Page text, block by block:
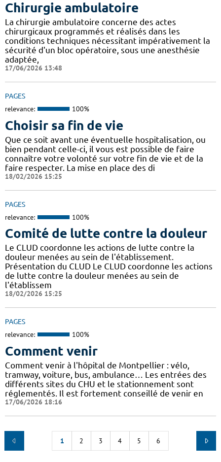
Chirurgie ambulatoire
La chirurgie ambulatoire concerne des actes
chirurgicaux programmés et réalisés dans les
conditions techniques nécessitant impérativement la
sécurité d'un bloc opératoire, sous une anesthésie
adaptée,
17/06/2026 13:48
PAGES
relevance: 100%
Choisir sa fin de vie
Que ce soit avant une éventuelle hospitalisation, ou
bien pendant celle-ci, il vous est possible de faire
connaître votre volonté sur votre fin de vie et de la
faire respecter. La mise en place des di
18/02/2026 15:25
PAGES
relevance: 100%
Comité de lutte contre la douleur
Le CLUD coordonne les actions de lutte contre la
douleur menées au sein de l'établissement.
Présentation du CLUD Le CLUD coordonne les actions
de lutte contre la douleur menées au sein de
l'établissem
18/02/2026 15:25
PAGES
relevance: 100%
Comment venir
Comment venir à l'hôpital de Montpellier : vélo,
tramway, voiture, bus, ambulance… Les entrées des
différents sites du CHU et le stationnement sont
réglementés. Il est fortement conseillé de venir en
17/06/2026 18:16
1 2 3 4 5 6